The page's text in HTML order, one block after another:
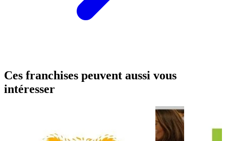
Ces franchises peuvent aussi vous
intéresser